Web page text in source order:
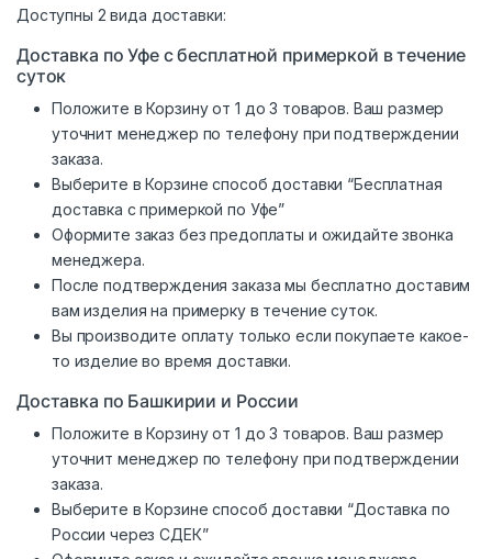
Доступны 2 вида доставки:
Доставка по Уфе с бесплатной примеркой в течение
суток
Положите в Корзину от 1 до 3 товаров. Ваш размер
уточнит менеджер по телефону при подтверждении
заказа.
Выберите в Корзине способ доставки “Бесплатная
доставка с примеркой по Уфе”
Оформите заказ без предоплаты и ожидайте звонка
менеджера.
После подтверждения заказа мы бесплатно доставим
вам изделия на примерку в течение суток.
Вы производите оплату только если покупаете какое-
то изделие во время доставки.
Доставка по Башкирии и России
Положите в Корзину от 1 до 3 товаров. Ваш размер
уточнит менеджер по телефону при подтверждении
заказа.
Выберите в Корзине способ доставки “Доставка по
России через СДЕК”